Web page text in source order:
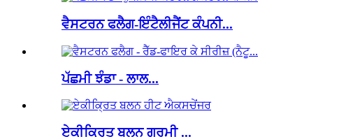
ਵੈਸਟਰਨ ਫਲੈਗ-ਇੰਟੈਲੀਜੈਂਟ ਕੰਪਨੀ...
ਪੱਛਮੀ ਝੰਡਾ - ਲਾਲ...
ਏਕੀਕ੍ਰਿਤ ਬਲਨ ਗਰਮੀ ...